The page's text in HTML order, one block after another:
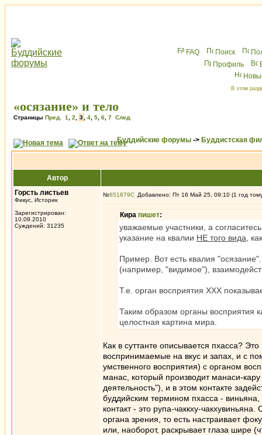
FAQ Поиск
Профиль
В этом
«осязание» и тело
Страницы Пред. 1 2 3 4 5 6 7 След.
Буддийские форумы -> Буддистская
Автор
Горсть листьев
Фикус, Историк
Зарегистрирован:
10.09.2010
Суждений: 31235
№651879 Добавлено: Пт 16 Май 25, 09:10 (1 год
Кира пишет:
уважаемые участники, а
указание на квалии НЕ того вида ,
Пример. Вот есть квалия
(например, "видимое"),
Т.е. орган восприятия ХХХ
Таким образом органы восприятия
целостная картина мира.
Как в суттанте описывается пхасса?
воспринимаемые на вкус и запах, и с
умственного восприятия) с органом
манас, который производит манаси-
деятельность"), и в этом контакте
буддийским термином пхасса -
контакт - это рупа-чаккху-
органа зрения, то есть настраивает
или, наоборот, раскрывает глаза шире